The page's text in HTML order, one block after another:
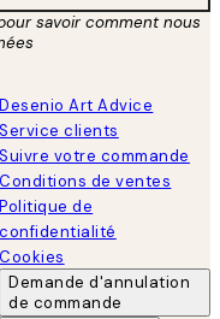
savoir comment nous
Desenio Art Advice
Service clients
Suivre votre commande
Conditions de ventes
Politique de
confidentialité
Cookies
Demande d'annulation
de commande